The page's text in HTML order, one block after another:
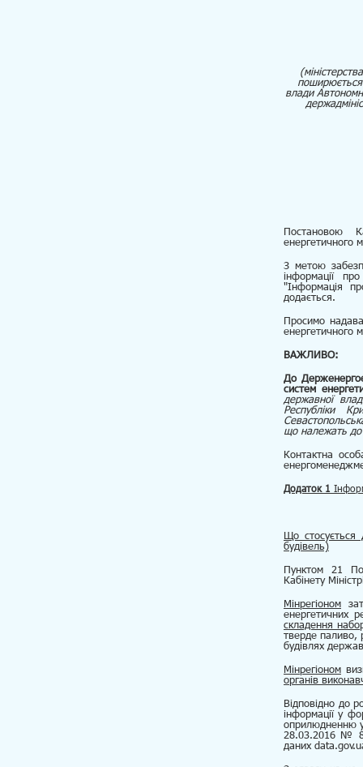
поширюється
влади
Постановою
енергетичного
З метою
інформації
"Інформація
додається.
Просимо
енергетичного
ВАЖЛИВО:
До
систем
державної
Республіки
що належать до
Контактна
Додаток 1
Що стосується
будівель)
Пунктом 21
Кабінету
Мінрегіоном
енергетичних
складення
тверде паливо,
будівлях
Мінрегіоном
органів
Відповідно до
інформації у
оприлюдненню у
28.03.2016 №
даних